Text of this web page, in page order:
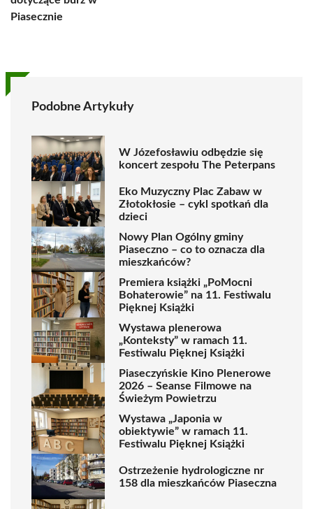
Piasecznie
Podobne Artykuły
W Józefosławiu odbędzie się
koncert zespołu The Peterpans
Eko Muzyczny Plac Zabaw w
Złotokłosie – cykl spotkań dla
dzieci
Nowy Plan Ogólny gminy
Piaseczno – co to oznacza dla
mieszkańców?
Premiera książki „PoMocni
Bohaterowie” na 11. Festiwalu
Pięknej Książki
Wystawa plenerowa
„Konteksty” w ramach 11.
Festiwalu Pięknej Książki
Piaseczyńskie Kino Plenerowe
2026 – Seanse Filmowe na
Świeżym Powietrzu
Wystawa „Japonia w
obiektywie” w ramach 11.
Festiwalu Pięknej Książki
Ostrzeżenie hydrologiczne nr
158 dla mieszkańców Piaseczna